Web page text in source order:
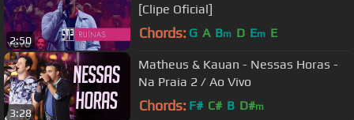
2:50
[Clipe Oficial]
Chords: G A Bm D Em E
3:28
Matheus & Kauan - Nessas Horas -
Na Praia 2 / Ao Vivo
Chords: F# C# B D#m